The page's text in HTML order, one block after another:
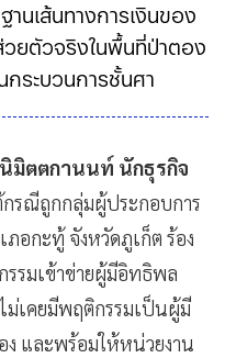
นเส้นทางการเงินของ
วยตัวจริงในพื้นที่ป่าตอง
กระบวนการชั้นศาล
มิตตกานนท์ นักธุรกิจ
รณีถูกกลุ่มผู้ประกอบการ
อกะทู้ จังหวัดภูเก็ต ร้อง
รรมเข้าข่ายผู้มีอิทธิพล
ม่เคยมีพฤติกรรมเป็นผู้มี
ง และพร้อมให้หน่วยงาน